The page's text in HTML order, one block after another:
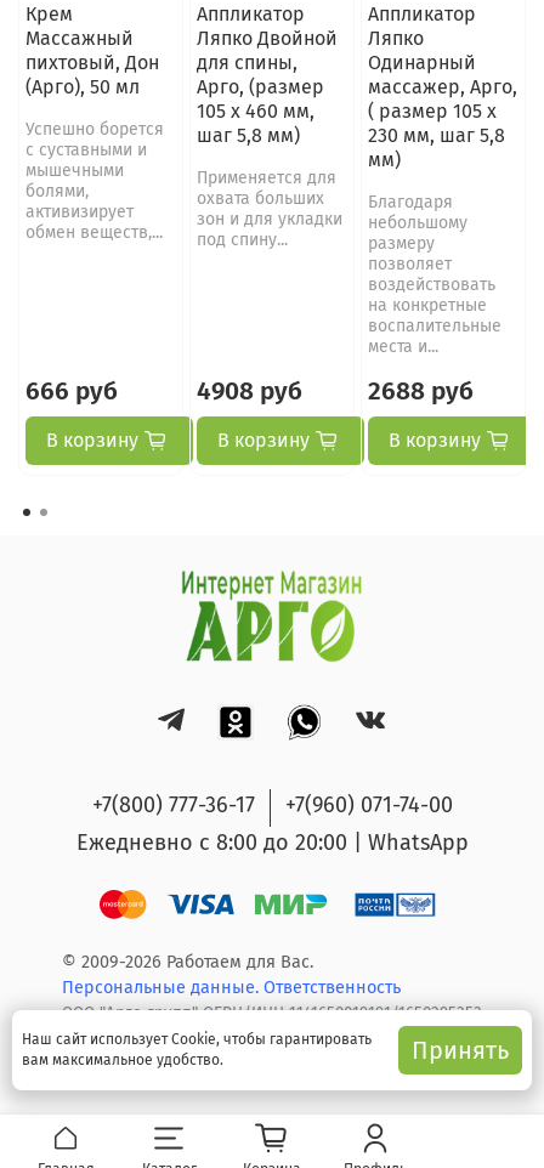
Крем
Массажный
пихтовый, Дон
(Арго), 50 мл
Успешно борется
с суставными и
мышечными
болями,
активизирует
обмен веществ,...
666 руб
В корзину
Аппликатор
Ляпко Двойной
для спины,
Арго, (размер
105 х 460 мм,
шаг 5,8 мм)
Применяется для
охвата больших
зон и для укладки
под спину...
4908 руб
В корзину
Аппликатор
Ляпко
Одинарный
массажер, Арго,
( размер 105 х
230 мм, шаг 5,8
мм)
Благодаря
небольшому
размеру
позволяет
воздействовать
на конкретные
воспалительные
места и...
2688 руб
В корзину
+7(800) 777-36-17
+7(960) 071-74-00
Ежедневно с 8:00 до 20:00 | WhatsApp
© 2009-2026 Работаем для Вас.
Персональные данные. Ответственность
ООО "Арго групп" ОГРН/ИНН 1141650019191/1650295353
Наш сайт использует Cookie, чтобы гарантировать
вам максимальное удобство.
Принять